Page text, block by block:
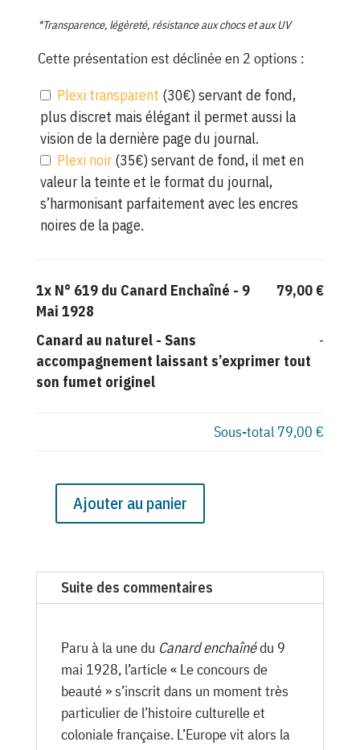
*Transparence, légèreté, résistance aux chocs et aux UV
Cette présentation est déclinée en 2 options :
Plexi transparent (30€) servant de fond,
plus discret mais élégant il permet aussi la
vision de la dernière page du journal.
Plexi noir (35€) servant de fond, il met en
valeur la teinte et le format du journal,
s’harmonisant parfaitement avec les encres
noires de la page.
1x N° 619 du Canard Enchaîné - 9
Mai 1928
79,00 €
Canard au naturel- Sans
accompagnement laissant s’exprimer tout
son fumet originel
-
Sous-total 79,00 €
quantité
619
du
Enchaîné
1928
Ajouter au panier
Suite des commentaires
Paru à la une du Canard enchaînédu 9
mai 1928, l’article « Le concours de
beauté » s’inscrit dans un moment très
particulier de l’histoire culturelle et
coloniale française. L’Europe vit alors la